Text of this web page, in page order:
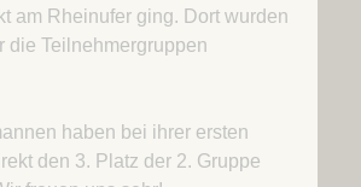
am Rheinufer ging. Dort wurden
die Teilnehmergruppen
haben bei ihrer ersten
den 3. Platz der 2. Gruppe